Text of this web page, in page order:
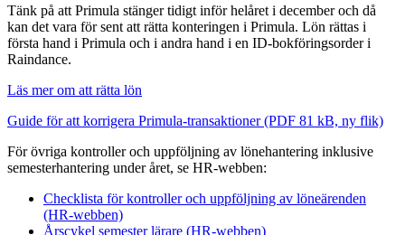
Tänk på att Primula stänger tidigt inför helåret i december och då
kan det vara för sent att rätta konteringen i Primula. Lön rättas i
första hand i Primula och i andra hand i en ID-bokföringsorder i
Raindance.
Läs mer om att rätta lön
Guide för att korrigera Primula-transaktioner (PDF 81 kB, ny flik)
För övriga kontroller och uppföljning av lönehantering inklusive
semesterhantering under året, se HR-webben:
Checklista för kontroller och uppföljning av löneärenden
(HR-webben)
Årscykel semester lärare (HR-webben)